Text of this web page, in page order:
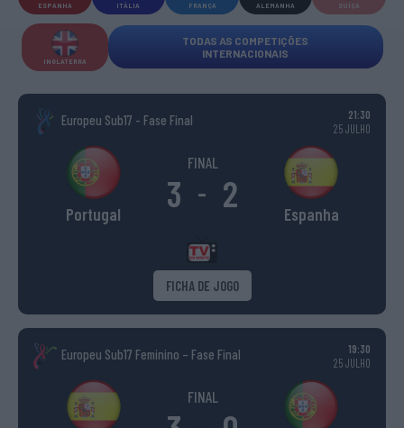
ESPANHA ITÁLIA FRANÇA ALEMANHA SUÍÇA
INGLATERRA
TODAS AS COMPETIÇÕES
INTERNACIONAIS
Europeu Sub17 - Fase Final
21:30
25 JULHO
Portugal
FINAL
3 - 2 Espanha
FICHA DE JOGO
Europeu Sub17 Feminino – Fase Final
19:30
25 JULHO
FINAL